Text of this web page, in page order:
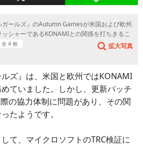
ガールズ』のAutumn Gamesが米国および欧州
ッシャーであるKONAMIとの関係を打ちきるこ
全 4 枚 拡大写真
ズ』は、米国と欧州ではKONAMI
ていました。しかし、更新パッチ
の協力体制に問題があり、その関
たようです。
て、マイクロソフトのTRC検証に